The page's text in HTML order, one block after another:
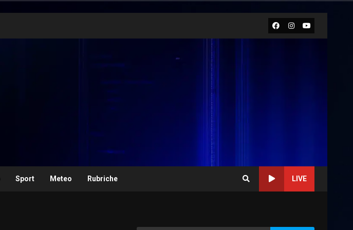
Facebook
Instagram
Youtube
Sport Meteo Rubriche LIVE